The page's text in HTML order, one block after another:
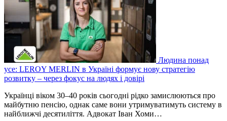
Людина понад
усе: LEROY MERLIN в Україні формує нову стратегію
розвитку – через фокус на людях і довірі
Українці віком 30–40 років сьогодні рідко замислюються про
майбутню пенсію, однак саме вони утримуватимуть систему в
найближчі десятиліття. Адвокат Іван Хоми…